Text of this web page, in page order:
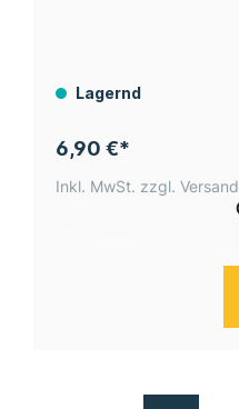
Lagernd
6,90 €*
Inkl. MwSt. zzgl.